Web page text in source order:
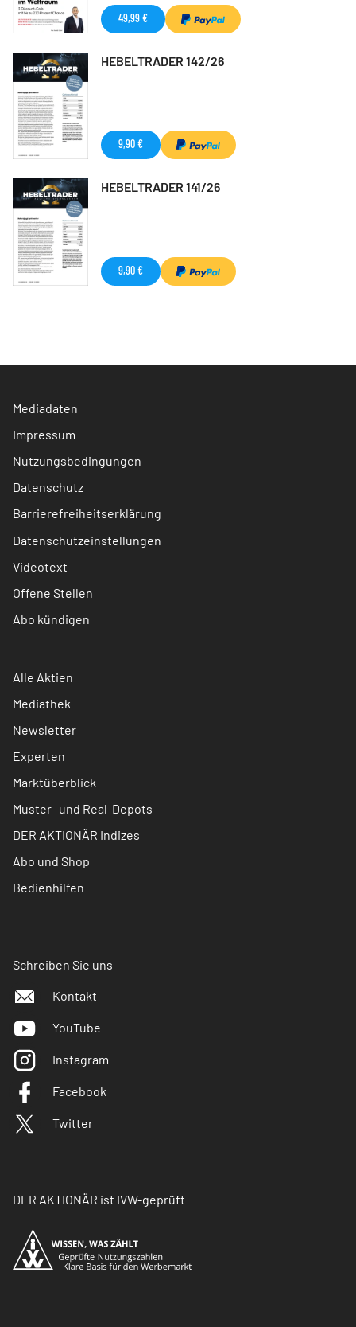
49,99 €
HEBELTRADER 142/26
9,90 €
HEBELTRADER 141/26
9,90 €
Mediadaten
Impressum
Nutzungsbedingungen
Datenschutz
Barrierefreiheitserklärung
Datenschutzeinstellungen
Videotext
Offene Stellen
Abo kündigen
Alle Aktien
Mediathek
Newsletter
Experten
Marktüberblick
Muster- und Real-Depots
DER AKTIONÄR Indizes
Abo und Shop
Bedienhilfen
Schreiben Sie uns
Kontakt
YouTube
Instagram
Facebook
Twitter
DER AKTIONÄR ist IVW-geprüft